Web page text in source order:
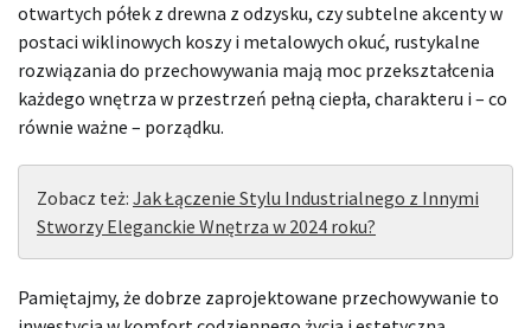
otwartych półek z drewna z odzysku, czy subtelne akcenty w
postaci wiklinowych koszy i metalowych okuć, rustykalne
rozwiązania do przechowywania mają moc przekształcenia
każdego wnętrza w przestrzeń pełną ciepła, charakteru i – co
równie ważne – porządku.
Zobacz też: Jak Łączenie Stylu Industrialnego z Innymi
Stworzy Eleganckie Wnętrza w 2024 roku?
Pamiętajmy, że dobrze zaprojektowane przechowywanie to